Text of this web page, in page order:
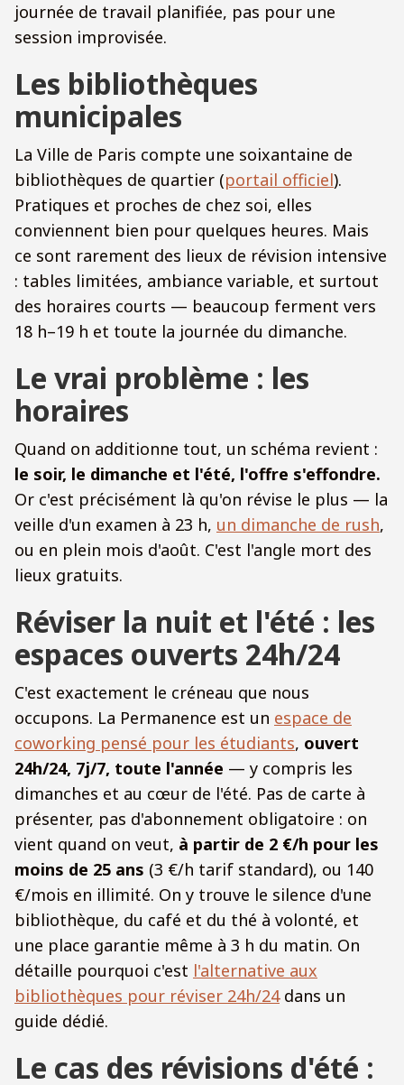
journée de travail planifiée, pas pour une
session improvisée.
Les bibliothèques
municipales
La Ville de Paris compte une soixantaine de
bibliothèques de quartier (portail officiel).
Pratiques et proches de chez soi, elles
conviennent bien pour quelques heures. Mais
ce sont rarement des lieux de révision intensive
: tables limitées, ambiance variable, et surtout
des horaires courts — beaucoup ferment vers
18 h–19 h et toute la journée du dimanche.
Le vrai problème : les
horaires
Quand on additionne tout, un schéma revient :
le soir, le dimanche et l'été, l'offre s'effondre.
Or c'est précisément là qu'on révise le plus — la
veille d'un examen à 23 h, un dimanche de rush,
ou en plein mois d'août. C'est l'angle mort des
lieux gratuits.
Réviser la nuit et l'été : les
espaces ouverts 24h/24
C'est exactement le créneau que nous
occupons. La Permanence est un espace de
coworking pensé pour les étudiants, ouvert
24h/24, 7j/7, toute l'année — y compris les
dimanches et au cœur de l'été. Pas de carte à
présenter, pas d'abonnement obligatoire : on
vient quand on veut, à partir de 2 €/h pour les
moins de 25 ans (3 €/h tarif standard), ou 140
€/mois en illimité. On y trouve le silence d'une
bibliothèque, du café et du thé à volonté, et
une place garantie même à 3 h du matin. On
détaille pourquoi c'est l'alternative aux
bibliothèques pour réviser 24h/24dans un
guide dédié.
Le cas des révisions d'été :